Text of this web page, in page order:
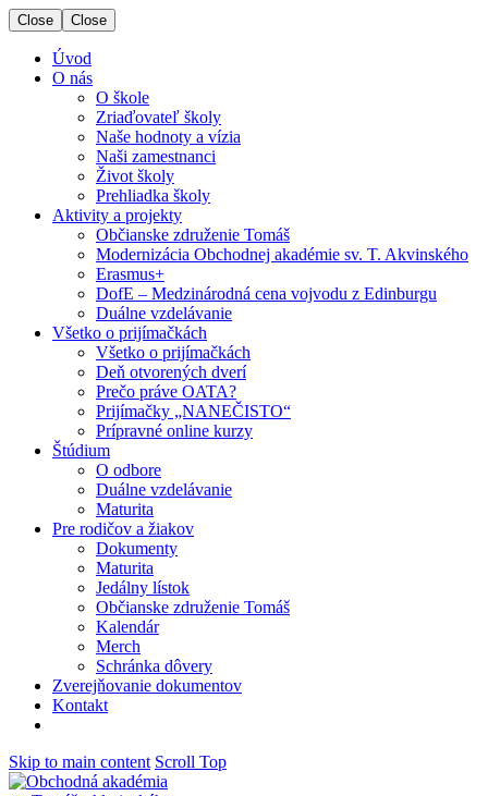
Close Close
Úvod
O nás
O škole
Zriaďovateľ školy
Naše hodnoty a vízia
Naši zamestnanci
Život školy
Prehliadka školy
Aktivity a projekty
Občianske združenie Tomáš
Modernizácia Obchodnej akadémie sv. T. Akvinského
Erasmus+
DofE – Medzinárodná cena vojvodu z Edinburgu
Duálne vzdelávanie
Všetko o prijímačkách
Všetko o prijímačkách
Deň otvorených dverí
Prečo práve OATA?
Prijímačky „NANEČISTO“
Prípravné online kurzy
Štúdium
O odbore
Duálne vzdelávanie
Maturita
Pre rodičov a žiakov
Dokumenty
Maturita
Jedálny lístok
Občianske združenie Tomáš
Kalendár
Merch
Schránka dôvery
Zverejňovanie dokumentov
Kontakt
Skip to main content Scroll Top